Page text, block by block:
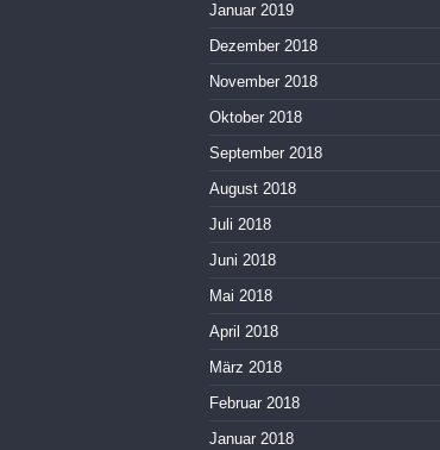
Januar 2019
Dezember 2018
November 2018
Oktober 2018
September 2018
August 2018
Juli 2018
Juni 2018
Mai 2018
April 2018
März 2018
Februar 2018
Januar 2018